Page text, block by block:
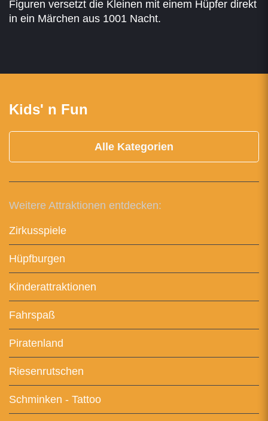
Kids' n Fun
Alle Kategorien
Weitere Attraktionen entdecken:
Zirkusspiele
Hüpfburgen
Kinderattraktionen
Fahrspaß
Piratenland
Riesenrutschen
Schminken - Tattoo
Figuren versetzt die Kleinen mit einem Hüpfer direkt
in ein Märchen aus 1001 Nacht.